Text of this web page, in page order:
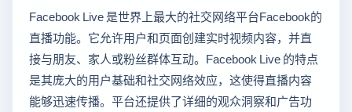
Facebook Live 是世界上最大的社交网络平台Facebook的
直播功能。它允许用户和页面创建实时视频内容，并直
接与朋友、家人或粉丝群体互动。Facebook Live 的特点
是其庞大的用户基础和社交网络效应，这使得直播内容
能够迅速传播。平台还提供了详细的观众洞察和广告功